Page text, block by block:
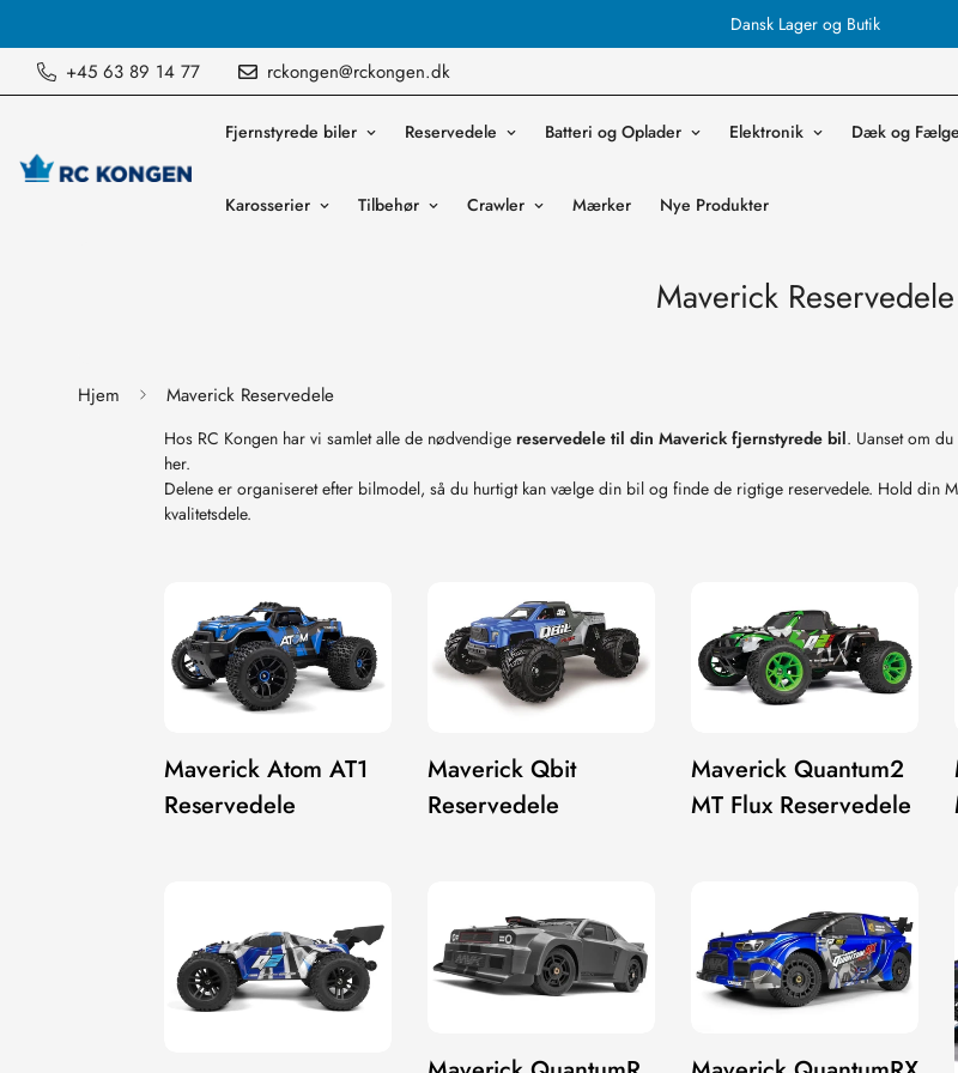
Dansk Lager og Butik
+45 63 89 14 77 rckongen@rckongen.dk
Fjernstyrede biler Reservedele Batteri og Oplader Elektronik Dæk og Fælge
Karosserier Tilbehør Crawler Mærker Nye Produkter
Maverick Reservedele
Hjem Maverick Reservedele
Hos RC Kongen har vi samlet alle de nødvendige reservedele til din Maverick fjernstyrede bil. Uanset om
her.
Delene er organiseret efter bilmodel, så du hurtigt kan vælge din bil og finde de rigtige reservedele. Hold din
kvalitetsdele.
Maverick Atom AT1
Reservedele
Maverick Qbit
Reservedele
Maverick Quantum2
MT Flux Reservedele